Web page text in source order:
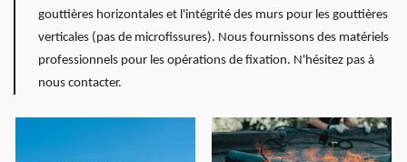
gouttières horizontales et l'intégrité des murs pour les gouttières
verticales (pas de microfissures). Nous fournissons des matériels
professionnels pour les opérations de fixation. N'hésitez pas à
nous contacter.